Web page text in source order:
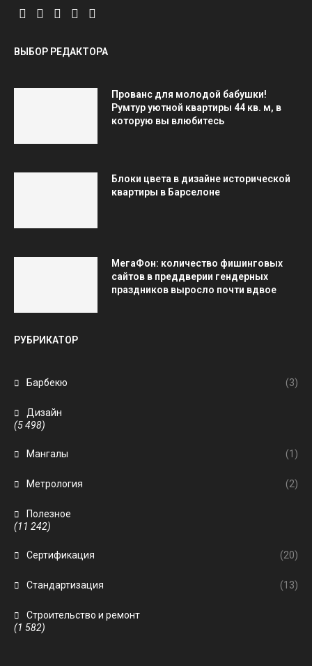
ВЫБОР РЕДАКТОРА
Прованс для молодой бабушки!
Румтур уютной квартиры 44 кв. м, в
которую вы влюбитесь
Блоки цвета в дизайне исторической
квартиры в Барселоне
МегаФон: количество фишинговых
сайтов в преддверии гендерных
праздников выросло почти вдвое
РУБРИКАТОР
Барбекю (3)
Дизайн
(5 498)
Мангалы (1)
Метрология (2)
Полезное
(11 242)
Сертификация (20)
Стандартизация (13)
Строительство и ремонт
(1 582)